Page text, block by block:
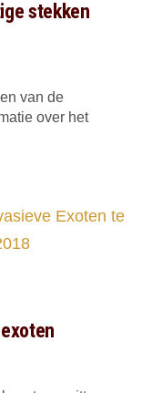
stekken
van de
over het